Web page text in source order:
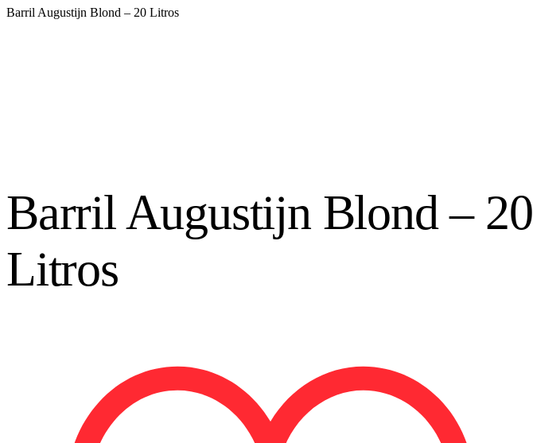
Barril Augustijn Blond – 20 Litros
Barril Augustijn Blond – 20
Litros